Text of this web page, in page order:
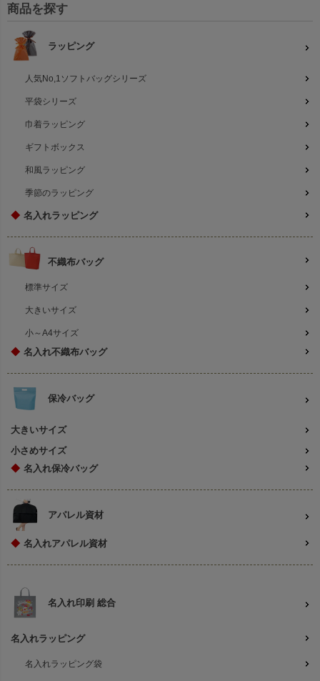
商品を探す
ラッピング
人気No,1ソフトバッグシリーズ
平袋シリーズ
巾着ラッピング
ギフトボックス
和風ラッピング
季節のラッピング
◆ 名入れラッピング
不織布バッグ
標準サイズ
大きいサイズ
小～A4サイズ
◆ 名入れ不織布バッグ
保冷バッグ
大きいサイズ
小さめサイズ
◆ 名入れ保冷バッグ
アパレル資材
◆ 名入れアパレル資材
名入れ印刷 総合
名入れラッピング
名入れラッピング袋